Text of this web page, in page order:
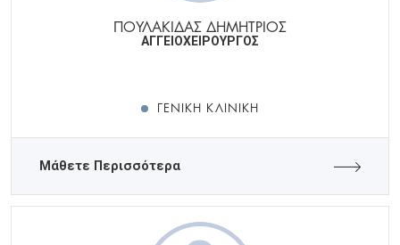
ΠΟΥΛΑΚΙΔΑΣ ΔΗΜΗΤΡΙΟΣ
ΑΓΓΕΙΟΧΕΙΡΟΥΡΓΟΣ
ΓΕΝΙΚΉ ΚΛΙΝΙΚΉ
Μάθετε Περισσότερα